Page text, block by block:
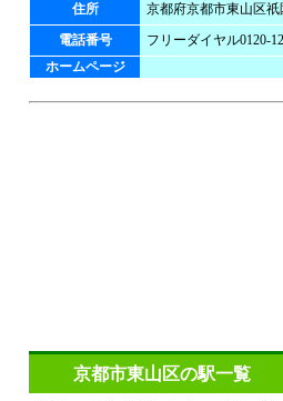
住所
京都府京都市東山区祇
電話番号
フリーダイヤル0120-
ホームページ
京都市東山区の駅一覧